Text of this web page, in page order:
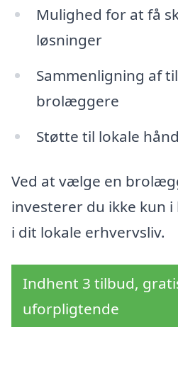
Mulighed for at få
løsninger
Sammenligning af
brolæggere
Støtte til lokale
Ved at vælge en
investerer du ikke kun
i dit lokale erhvervsliv.
Indhent 3 tilbud,
uforpligtende